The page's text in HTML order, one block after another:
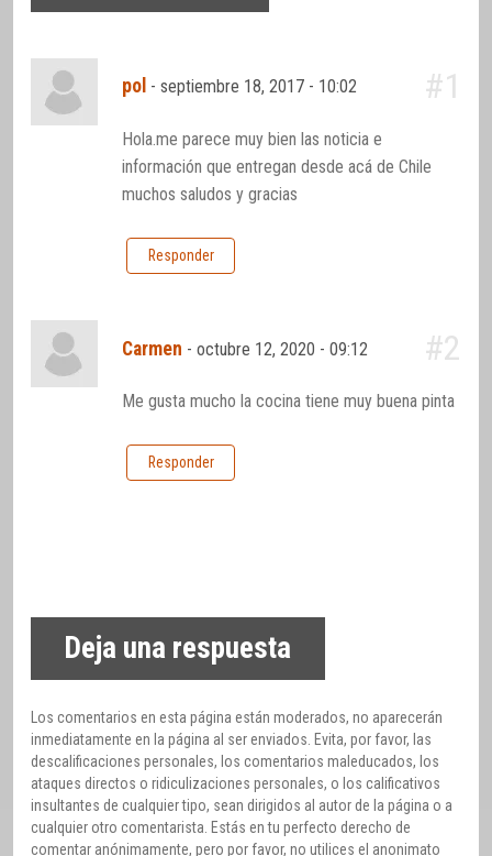
pol -septiembre 18, 2017 - 10:02 #1
Hola.me parece muy bien las noticia e
información que entregan desde acá de Chile
muchos saludos y gracias
Responder
Carmen -octubre 12, 2020 - 09:12 #2
Me gusta mucho la cocina tiene muy buena pinta
Responder
Deja una respuesta
Los comentarios en esta página están moderados, no aparecerán
inmediatamente en la página al ser enviados. Evita, por favor, las
descalificaciones personales, los comentarios maleducados, los
ataques directos o ridiculizaciones personales, o los calificativos
insultantes de cualquier tipo, sean dirigidos al autor de la página o a
cualquier otro comentarista. Estás en tu perfecto derecho de
comentar anónimamente, pero por favor, no utilices el anonimato